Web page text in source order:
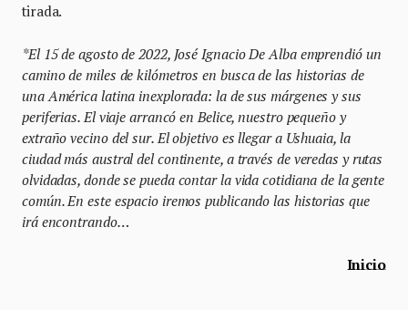
tirada.
*El 15 de agosto de 2022, José Ignacio De Alba emprendió un
camino de miles de kilómetros en busca de las historias de
una América latina inexplorada: la de sus márgenes y sus
periferias. El viaje arrancó en Belice, nuestro pequeño y
extraño vecino del sur. El objetivo es llegar a Ushuaia, la
ciudad más austral del continente, a través de veredas y rutas
olvidadas, donde se pueda contar la vida cotidiana de la gente
común. En este espacio iremos publicando las historias que
irá encontrando…
Inicio